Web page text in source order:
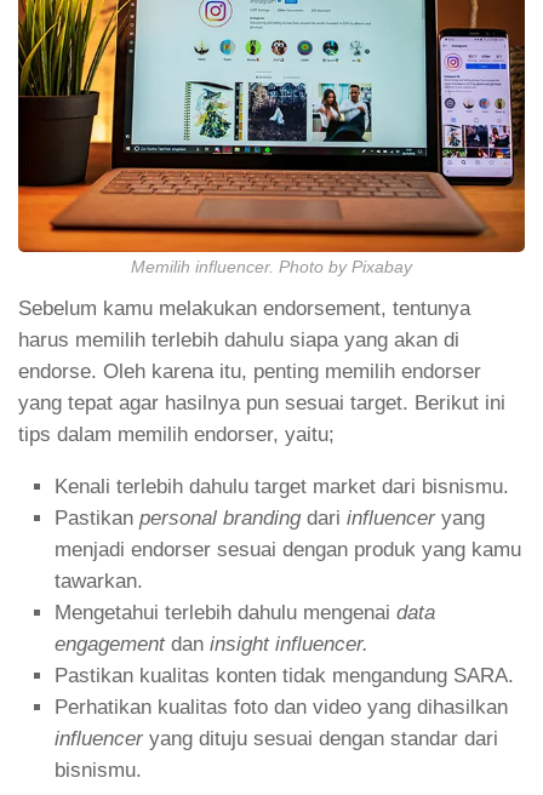
Memilih influencer. Photo by Pixabay
Sebelum kamu melakukan endorsement, tentunya
harus memilih terlebih dahulu siapa yang akan di
endorse. Oleh karena itu, penting memilih endorser
yang tepat agar hasilnya pun sesuai target. Berikut ini
tips dalam memilih endorser, yaitu;
Kenali terlebih dahulu target market dari bisnismu.
Pastikan personal brandingdari influencer yang
menjadi endorser sesuai dengan produk yang kamu
tawarkan.
Mengetahui terlebih dahulu mengenai data
engagementdan insight influencer.
Pastikan kualitas konten tidak mengandung SARA.
Perhatikan kualitas foto dan video yang dihasilkan
influencer yang dituju sesuai dengan standar dari
bisnismu.